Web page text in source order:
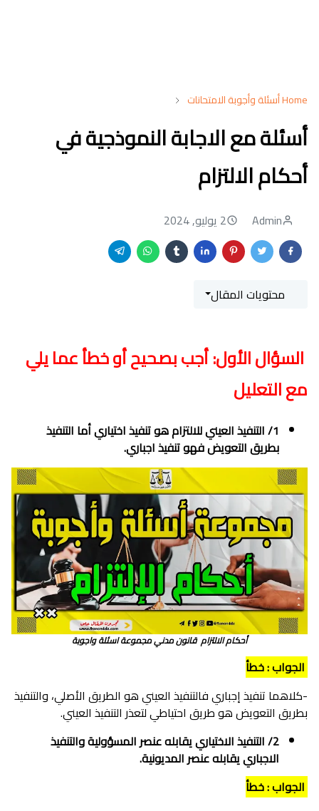
Homeأسئلة وأجوبة الامتحانات
أسئلة مع الاجابة النموذجية في
أحكام الالتزام
Admin 2 يوليو, 2024
محتويات المقال
السؤال الأول: أجب بصحيح أو خطأ عما يلي
مع التعليل
1/ التنفيذ العيني للالتزام هو تنفيذ اختياري أما التنفيذ
بطريق التعويض فهو تنفيذ اجباري.
أحكام الالتزام قانون مدني مجموعة اسئلة واجوبة
الجواب : خطأ
-كلاهما تنفيذ إجباري فالتنفيذ العيني هو الطريق الأصلي، والتنفيذ
بطريق التعويض هو طريق احتياطي لتعذر التنفيذ العيني.
2/ التنفيذ الاختياري يقابله عنصر المسؤولية والتنفيذ
الاجباري يقابله عنصر المديونية.
الجواب : خطأ